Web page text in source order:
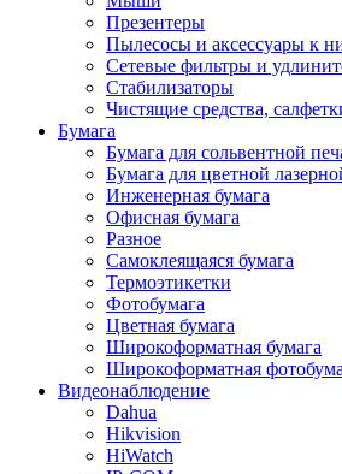
Презентеры
Пылесосы и аксессуары к
Сетевые фильтры и
Стабилизаторы
Чистящие средства,
Бумага
Бумага для сольвентной
Бумага для цветной
Инженерная бумага
Офисная бумага
Разное
Самоклеящаяся бумага
Термоэтикетки
Фотобумага
Цветная бумага
Широкоформатная бумага
Широкоформатная
Видеонаблюдение
Dahua
Hikvision
HiWatch